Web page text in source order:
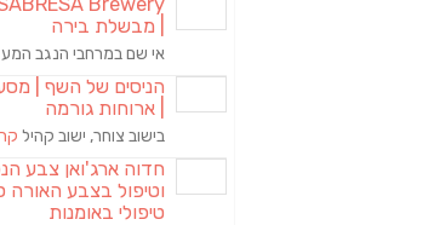
| מבשלת בירה
אי שם במרחבי הנגב המע
הניסים של השף |
| ארוחות גורמה
בישוב צוחר, ישוב קהיל
חדוה ארג'ואן צבע
וטיפול בצבע האורה
טיפולי באומנות